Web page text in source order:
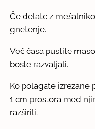
Če delate z
gnetenje.
Več časa pustite
boste razvaljali.
Ko polagate izrezane
1 cm prostora med
razširili.